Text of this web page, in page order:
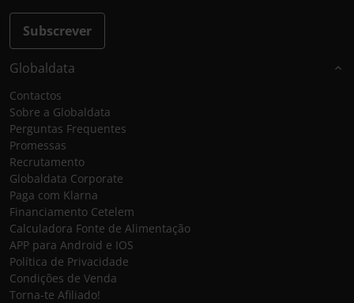
Subscrever
Globaldata
Contactos
Sobre a Globaldata
Perguntas Frequentes
Promessas
Recrutamento
Globaldata Corporate
Paga com Klarna
Financiamento Cetelem
Calculadora Fonte de Alimentação
APP para Android e IOS
Política de Privacidade
Condições de Venda
Torna-te Afiliado!